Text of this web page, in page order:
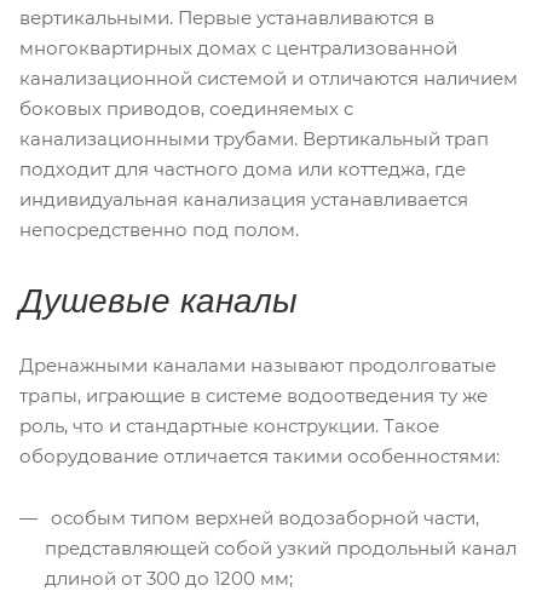
вертикальными. Первые устанавливаются в
многоквартирных домах с централизованной
канализационной системой и отличаются наличием
боковых приводов, соединяемых с
канализационными трубами. Вертикальный трап
подходит для частного дома или коттеджа, где
индивидуальная канализация устанавливается
непосредственно под полом.
Душевые каналы
Дренажными каналами называют продолговатые
трапы, играющие в системе водоотведения ту же
роль, что и стандартные конструкции. Такое
оборудование отличается такими особенностями:
особым типом верхней водозаборной части,
представляющей собой узкий продольный канал
длиной от 300 до 1200 мм;